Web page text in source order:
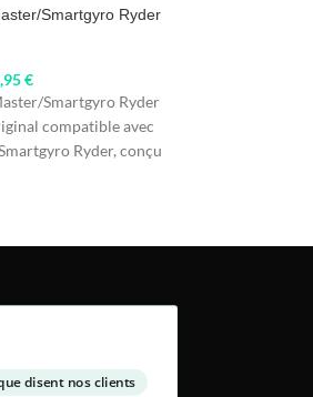
Smartgyro Ryder
€
Smartgyro Ryder
compatible avec
Ryder, conçu
disent nos clients